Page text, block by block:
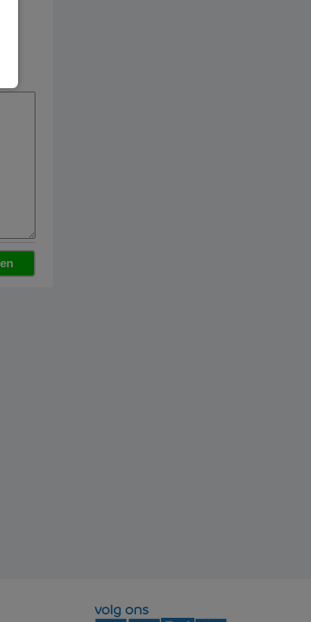
volg ons